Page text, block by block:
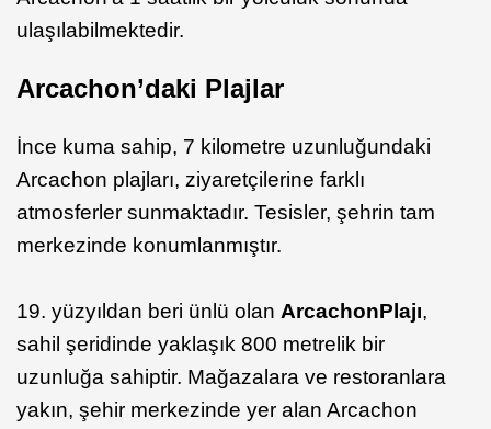
ulaşılabilmektedir.
Arcachon’daki Plajlar
İnce kuma sahip, 7 kilometre uzunluğundaki
Arcachon plajları, ziyaretçilerine farklı
atmosferler sunmaktadır. Tesisler, şehrin tam
merkezinde konumlanmıştır.
19. yüzyıldan beri ünlü olan ArcachonPlajı,
sahil şeridinde yaklaşık 800 metrelik bir
uzunluğa sahiptir. Mağazalara ve restoranlara
yakın, şehir merkezinde yer alan Arcachon